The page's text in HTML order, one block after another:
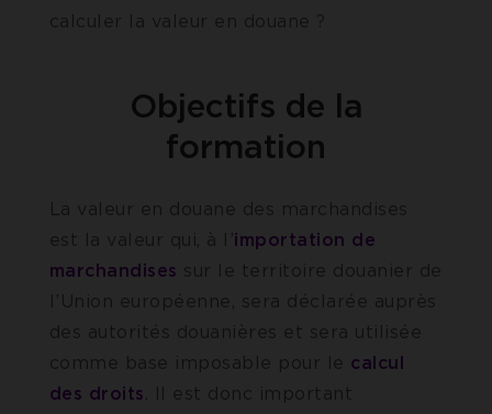
calculer la valeur en douane ?
Objectifs de la
formation
La valeur en douane des marchandises
est la valeur qui, à l’importation de
marchandises sur le territoire douanier de
l’Union européenne, sera déclarée auprès
des autorités douanières et sera utilisée
comme base imposable pour le calcul
des droits. Il est donc important